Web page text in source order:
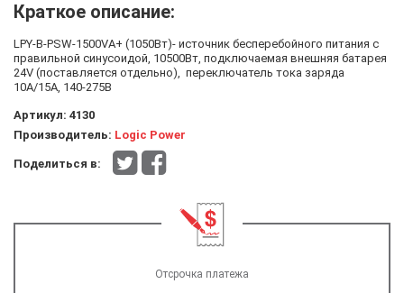
Краткое описание:
LPY-B-PSW-1500VA+ (1050Вт)- источник бесперебойного питания с
правильной синусоидой, 10500Вт, подключаемая внешняя батарея
24V (поставляется отдельно), переключатель тока заряда
10A/15A, 140-275В
Артикул: 4130
Производитель: Logic Power
Поделиться в:
Отсрочка платежа